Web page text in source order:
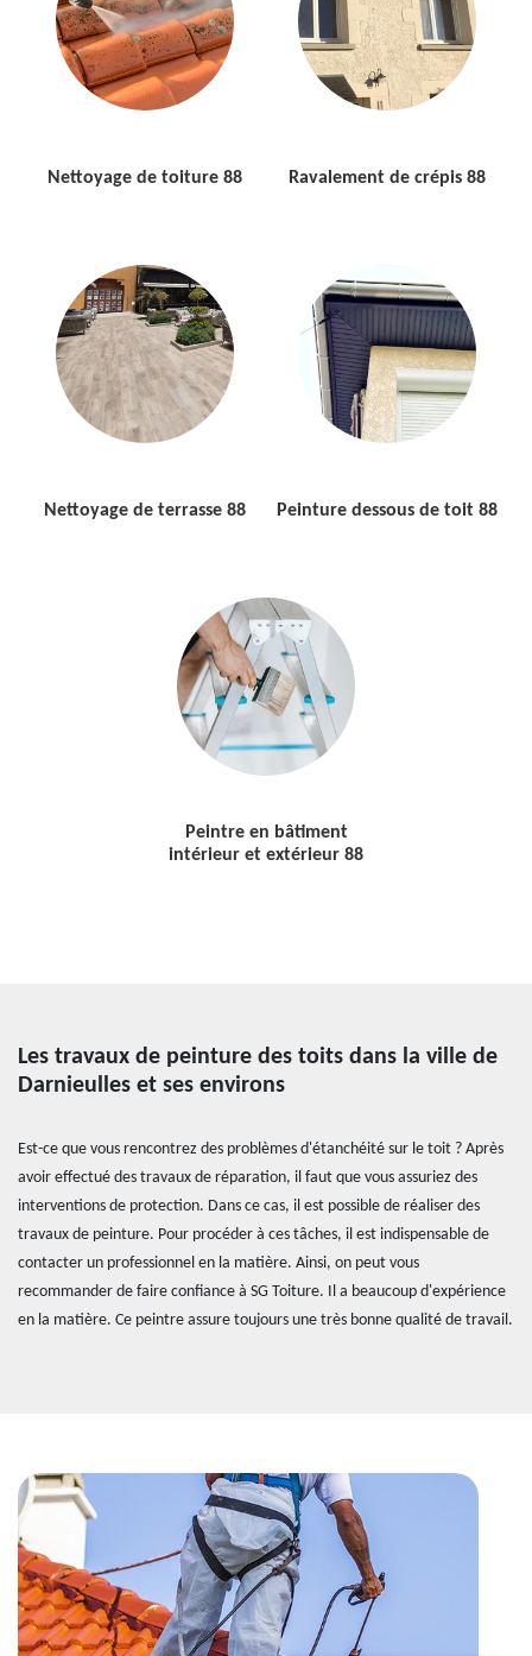
Nettoyage de toiture 88 Ravalement de crépis 88
Nettoyage de terrasse 88 Peinture dessous de toit 88
Peintre en bâtiment
intérieur et extérieur 88
Les travaux de peinture des toits dans la ville de
Darnieulles et ses environs
Est-ce que vous rencontrez des problèmes d'étanchéité sur le toit ? Après
avoir effectué des travaux de réparation, il faut que vous assuriez des
interventions de protection. Dans ce cas, il est possible de réaliser des
travaux de peinture. Pour procéder à ces tâches, il est indispensable de
contacter un professionnel en la matière. Ainsi, on peut vous
recommander de faire confiance à SG Toiture. Il a beaucoup d'expérience
en la matière. Ce peintre assure toujours une très bonne qualité de travail.